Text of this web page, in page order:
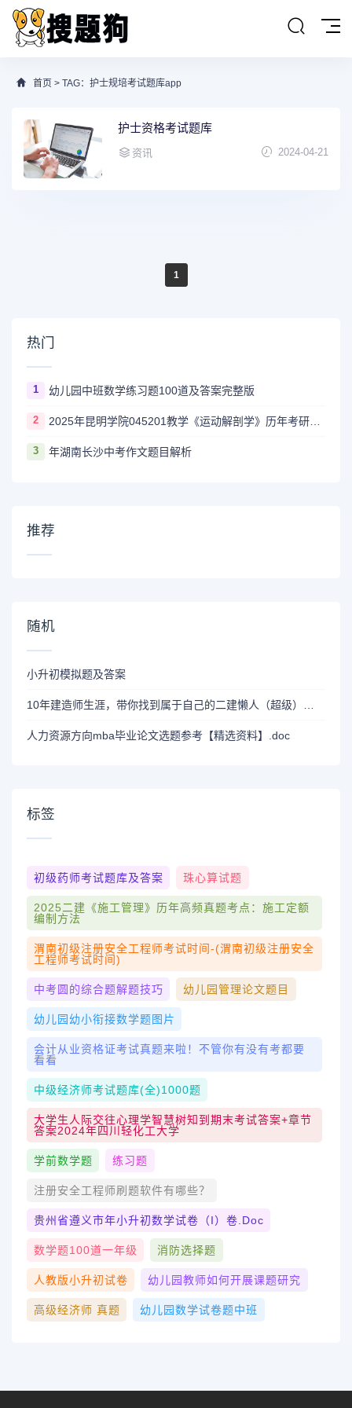
首页 > TAG：护士规培考试题库app
护士资格考试题库
资讯 2024-04-21
1
热门
1 幼儿园中班数学练习题100道及答案完整版
2 2025年昆明学院045201教学《运动解剖学》历年考研试题
3 年湖南长沙中考作文题目解析
推荐
随机
小升初模拟题及答案
人力资源方向mba毕业论文选题参考【精选资料】.doc
标签
初级药师考试题库及答案 珠心算试题
2025二建《施工管理》历年高频真题考点：施工定额
编制方法
渭南初级注册安全工程师考试时间-(渭南初级注册安全
工程师考试时间)
中考圆的综合题解题技巧 幼儿园管理论文题目
幼儿园幼小衔接数学题图片
会计从业资格证考试真题来啦！不管你有没有考都要
看看
中级经济师考试题库(全)1000题
大学生人际交往心理学智慧树知到期末考试答案+章节
答案2024年四川轻化工大学
学前数学题 练习题
注册安全工程师刷题软件有哪些？
贵州省遵义市年小升初数学试卷（I）卷.doc
数学题100道一年级 消防选择题
人教版小升初试卷 幼儿园教师如何开展课题研究
高级经济师 真题 幼儿园数学试卷题中班